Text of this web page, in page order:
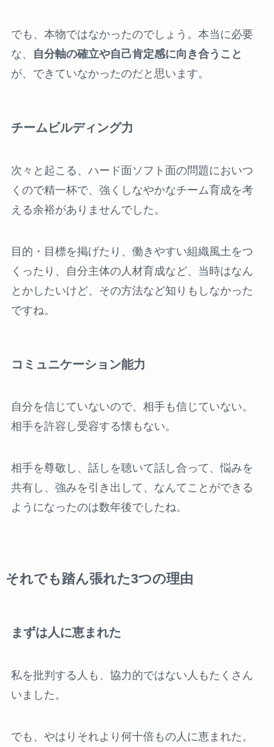
でも、本物ではなかったのでしょう。本当に必要
な、
自分軸の確立や自己肯定感に向き合うこと
が、できていなかったのだと思います。
チームビルディング力
次々と起こる、ハード面ソフト面の問題においつ
くので精一杯で、強くしなやかなチーム育成を考
える余裕がありませんでした。
目的・目標を掲げたり、働きやすい組織風土をつ
くったり、自分主体の人材育成など、当時はなん
とかしたいけど、その方法など知りもしなかった
ですね。
コミュニケーション能力
自分を信じていないので、相手も信じていない。
相手を許容し受容する懐もない。
相手を尊敬し、話しを聴いて話し合って、悩みを
共有し、強みを引き出して、なんてことができる
ようになったのは数年後でしたね。
それでも踏ん張れた3つの理由
まずは人に恵まれた
私を批判する人も、協力的ではない人もたくさん
いました。
でも、やはりそれより何十倍もの人に恵まれた。